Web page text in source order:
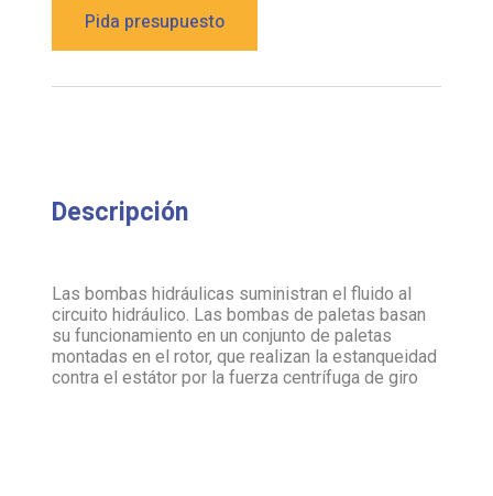
Pida presupuesto
Descripción
Las bombas hidráulicas suministran el fluido al
circuito hidráulico. Las bombas de paletas basan
su funcionamiento en un conjunto de paletas
montadas en el rotor, que realizan la estanqueidad
contra el estátor por la fuerza centrífuga de giro